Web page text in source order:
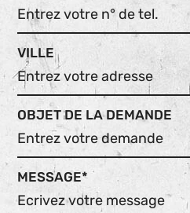
VILLE
OBJET DE LA DEMANDE
MESSAGE*